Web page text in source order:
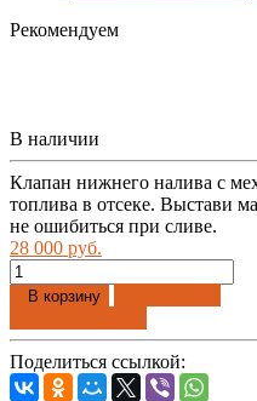
Рекомендуем
В наличии
Клапан нижнего налива с
топлива в отсеке. Выстави
не ошибиться при сливе.
28 000 руб.
В корзину
Поделиться ссылкой: